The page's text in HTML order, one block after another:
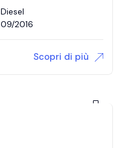
Diesel
09/2016
Scopri di più